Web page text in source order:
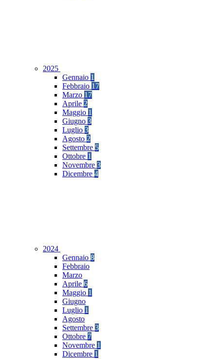
2025
Gennaio 1
Febbraio 17
Marzo 17
Aprile 2
Maggio 1
Giugno 3
Luglio 3
Agosto 2
Settembre 5
Ottobre 1
Novembre 3
Dicembre 4
2024
Gennaio 8
Febbraio
Marzo
Aprile 6
Maggio 1
Giugno
Luglio 1
Agosto
Settembre 3
Ottobre 7
Novembre 1
Dicembre 1